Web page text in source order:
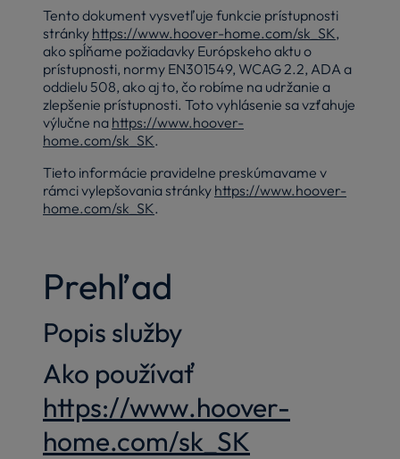
Tento dokument vysvetľuje funkcie prístupnosti
stránky https://www.hoover-home.com/sk_SK,
ako spĺňame požiadavky Európskeho aktu o
prístupnosti, normy EN301549, WCAG 2.2, ADA a
oddielu 508, ako aj to, čo robíme na udržanie a
zlepšenie prístupnosti. Toto vyhlásenie sa vzťahuje
výlučne na https://www.hoover-
home.com/sk_SK.
Tieto informácie pravidelne preskúmavame v
rámci vylepšovania stránky https://www.hoover-
home.com/sk_SK.
Prehľad
Popis služby
Ako používať
https://www.hoover-
home.com/sk_SK